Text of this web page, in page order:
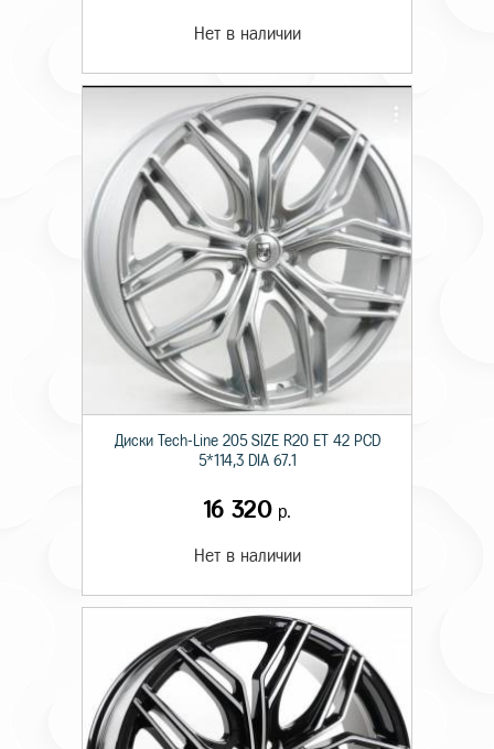
Нет в наличии
Диски Tech-Line 205 SIZE R20 ET 42 PCD
5*114,3 DIA 67.1
16 320 р.
Нет в наличии